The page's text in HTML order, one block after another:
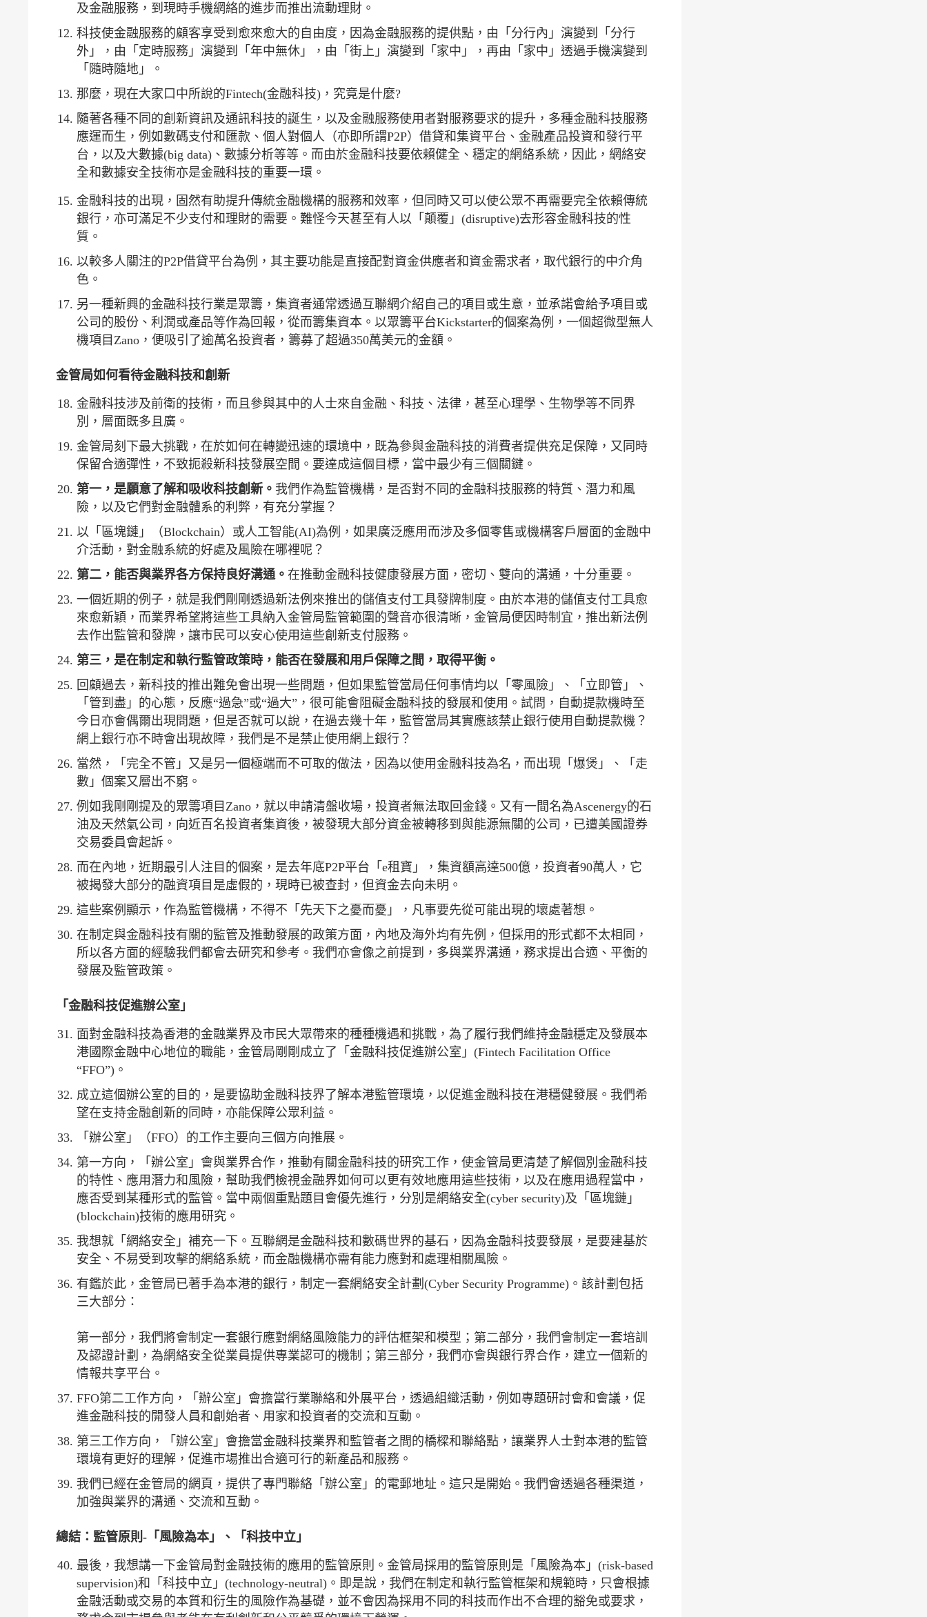
及金融服務，到現時手機網絡的進步而推出流動理財。
科技使金融服務的顧客享受到愈來愈大的自由度，因為金融服務的提供點，由「分行內」演變到「分行
外」，由「定時服務」演變到「年中無休」，由「街上」演變到「家中」，再由「家中」透過手機演變到
「隨時隨地」。
那麼，現在大家口中所說的Fintech(金融科技)，究竟是什麼?
隨著各種不同的創新資訊及通訊科技的誕生，以及金融服務使用者對服務要求的提升，多種金融科技服務
應運而生，例如數碼支付和匯款、個人對個人（亦即所謂P2P）借貸和集資平台、金融產品投資和發行平
台，以及大數據(big data)、數據分析等等。而由於金融科技要依賴健全、穩定的網絡系統，因此，網絡安
全和數據安全技術亦是金融科技的重要一環。
金融科技的出現，固然有助提升傳統金融機構的服務和效率，但同時又可以使公眾不再需要完全依賴傳統
銀行，亦可滿足不少支付和理財的需要。難怪今天甚至有人以「顛覆」(disruptive)去形容金融科技的性
質。
以較多人關注的P2P借貸平台為例，其主要功能是直接配對資金供應者和資金需求者，取代銀行的中介角
色。
另一種新興的金融科技行業是眾籌，集資者通常透過互聯網介紹自己的項目或生意，並承諾會給予項目或
公司的股份、利潤或產品等作為回報，從而籌集資本。以眾籌平台Kickstarter的個案為例，一個超微型無人
機項目Zano，便吸引了逾萬名投資者，籌募了超過350萬美元的金額。
金管局如何看待金融科技和創新
金融科技涉及前衛的技術，而且參與其中的人士來自金融、科技、法律，甚至心理學、生物學等不同界
別，層面既多且廣。
金管局刻下最大挑戰，在於如何在轉變迅速的環境中，既為參與金融科技的消費者提供充足保障，又同時
保留合適彈性，不致扼殺新科技發展空間。要達成這個目標，當中最少有三個關鍵。
第一，是願意了解和吸收科技創新。 我們作為監管機構，是否對不同的金融科技服務的特質、潛力和風
險，以及它們對金融體系的利弊，有充分掌握？
以「區塊鏈」（Blockchain）或人工智能(AI)為例，如果廣泛應用而涉及多個零售或機構客戶層面的金融中
介活動，對金融系統的好處及風險在哪裡呢？
第二，能否與業界各方保持良好溝通。 在推動金融科技健康發展方面，密切、雙向的溝通，十分重要。
一個近期的例子，就是我們剛剛透過新法例來推出的儲值支付工具發牌制度。由於本港的儲值支付工具愈
來愈新穎，而業界希望將這些工具納入金管局監管範圍的聲音亦很清晰，金管局便因時制宜，推出新法例
去作出監管和發牌，讓市民可以安心使用這些創新支付服務。
第三，是在制定和執行監管政策時，能否在發展和用戶保障之間，取得平衡。
回顧過去，新科技的推出難免會出現一些問題，但如果監管當局任何事情均以「零風險」、「立即管」、
「管到盡」的心態，反應“過急”或“過大”，很可能會阻礙金融科技的發展和使用。試問，自動提款機時至
今日亦會偶爾出現問題，但是否就可以說，在過去幾十年，監管當局其實應該禁止銀行使用自動提款機？
網上銀行亦不時會出現故障，我們是不是禁止使用網上銀行？
當然，「完全不管」又是另一個極端而不可取的做法，因為以使用金融科技為名，而出現「爆煲」、「走
數」個案又層出不窮。
例如我剛剛提及的眾籌項目Zano，就以申請清盤收場，投資者無法取回金錢。又有一間名為Ascenergy的石
油及天然氣公司，向近百名投資者集資後，被發現大部分資金被轉移到與能源無關的公司，已遭美國證券
交易委員會起訴。
而在內地，近期最引人注目的個案，是去年底P2P平台「e租寶」，集資額高達500億，投資者90萬人，它
被揭發大部分的融資項目是虛假的，現時已被查封，但資金去向未明。
這些案例顯示，作為監管機構，不得不「先天下之憂而憂」，凡事要先從可能出現的壞處著想。
在制定與金融科技有關的監管及推動發展的政策方面，內地及海外均有先例，但採用的形式都不太相同，
所以各方面的經驗我們都會去研究和參考。我們亦會像之前提到，多與業界溝通，務求提出合適、平衡的
發展及監管政策。
「金融科技促進辦公室」
面對金融科技為香港的金融業界及市民大眾帶來的種種機遇和挑戰，為了履行我們維持金融穩定及發展本
港國際金融中心地位的職能，金管局剛剛成立了「金融科技促進辦公室」(Fintech Facilitation Office
“FFO”)。
成立這個辦公室的目的，是要協助金融科技界了解本港監管環境，以促進金融科技在港穩健發展。我們希
望在支持金融創新的同時，亦能保障公眾利益。
「辦公室」（FFO）的工作主要向三個方向推展。
第一方向，「辦公室」會與業界合作，推動有關金融科技的研究工作，使金管局更清楚了解個別金融科技
的特性、應用潛力和風險，幫助我們檢視金融界如何可以更有效地應用這些技術，以及在應用過程當中，
應否受到某種形式的監管。當中兩個重點題目會優先進行，分別是網絡安全(cyber security)及「區塊鏈」
(blockchain)技術的應用研究。
我想就「網絡安全」補充一下。互聯網是金融科技和數碼世界的基石，因為金融科技要發展，是要建基於
安全、不易受到攻擊的網絡系統，而金融機構亦需有能力應對和處理相關風險。
有鑑於此，金管局已著手為本港的銀行，制定一套網絡安全計劃(Cyber Security Programme)。該計劃包括
三大部分：
第一部分，我們將會制定一套銀行應對網絡風險能力的評估框架和模型；第二部分，我們會制定一套培訓
及認證計劃，為網絡安全從業員提供專業認可的機制；第三部分，我們亦會與銀行界合作，建立一個新的
情報共享平台。
FFO第二工作方向，「辦公室」會擔當行業聯絡和外展平台，透過組織活動，例如專題研討會和會議，促
進金融科技的開發人員和創始者、用家和投資者的交流和互動。
第三工作方向，「辦公室」會擔當金融科技業界和監管者之間的橋樑和聯絡點，讓業界人士對本港的監管
環境有更好的理解，促進市場推出合適可行的新產品和服務。
我們已經在金管局的網頁，提供了專門聯絡「辦公室」的電郵地址。這只是開始。我們會透過各種渠道，
加強與業界的溝通、交流和互動。
總結：監管原則 - 「風險為本」、「科技中立」
最後，我想講一下金管局對金融技術的應用的監管原則。金管局採用的監管原則是「風險為本」(risk-based
supervision)和「科技中立」(technology-neutral)。即是說，我們在制定和執行監管框架和規範時，只會根據
金融活動或交易的本質和衍生的風險作為基礎，並不會因為採用不同的科技而作出不合理的豁免或要求，